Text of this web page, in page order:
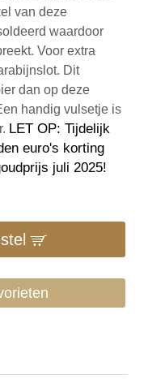
van deze
waardoor
Voor extra
Dit
dan op deze
handig vulsetje is
LET OP: Tijdelijk
euro's korting
juli 2025!